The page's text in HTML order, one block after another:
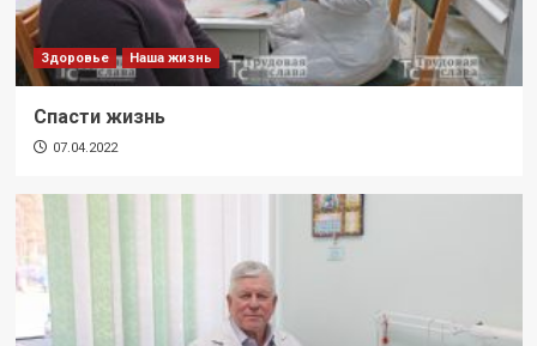
Здоровье Наша жизнь
Спасти жизнь
07.04.2022